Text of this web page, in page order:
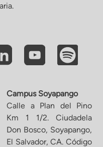
Campus Soyapango
Calle a Plan del Pino
Km 1 1/2. Ciudadela
Don Bosco, Soyapango,
El Salvador, CA. Código